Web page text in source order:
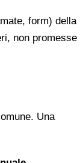
form) della
non promesse
Una